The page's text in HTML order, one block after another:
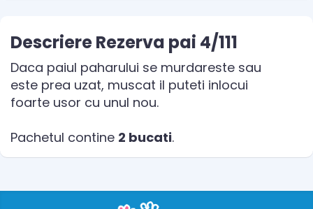
Descriere Rezerva pai 4/111
Daca paiul paharului se murdareste sau
este prea uzat, muscat il puteti inlocui
foarte usor cu unul nou.
Pachetul contine 2 bucati.